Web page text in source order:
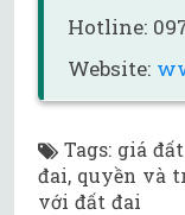
Hotline:
Website:
Tags: giá
đai, quyền và
với đất đai